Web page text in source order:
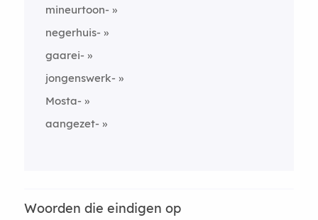
mineurtoon-
negerhuis-
gaarei-
jongenswerk-
Mosta-
aangezet-
Woorden die eindigen op